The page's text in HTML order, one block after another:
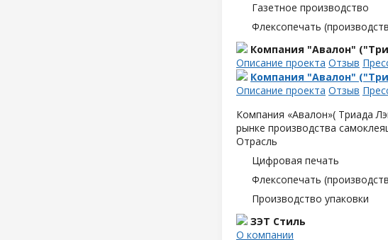
Газетное производство
Флексопечать
Компания "Авалон"
Описание проекта Отзыв
Компания "Авалон"
Описание проекта Отзыв
Компания «Авалон»( Триада
рынке производства
Отрасль
Цифровая печать
Флексопечать
Производство упаковки
ЗЭТ Стиль
О компании